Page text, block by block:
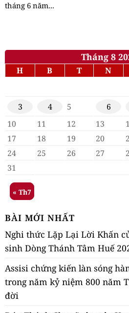
tháng 6 năm...
Tháng 8
H B T N
3
4 5 6
10
11 12 13
17
18 19 20
24
25 26 27
31
« Th7
BÀI MỚI NHẤT
Nghi thức Lặp Lại Lời Khấn
sinh Dòng Thánh Tâm Huế
Assisi chứng kiến làn sóng
trong năm kỷ niệm 800 năm
đời